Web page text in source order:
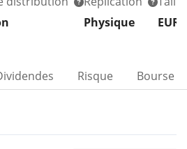
Physique
EUR
Risque Bourse